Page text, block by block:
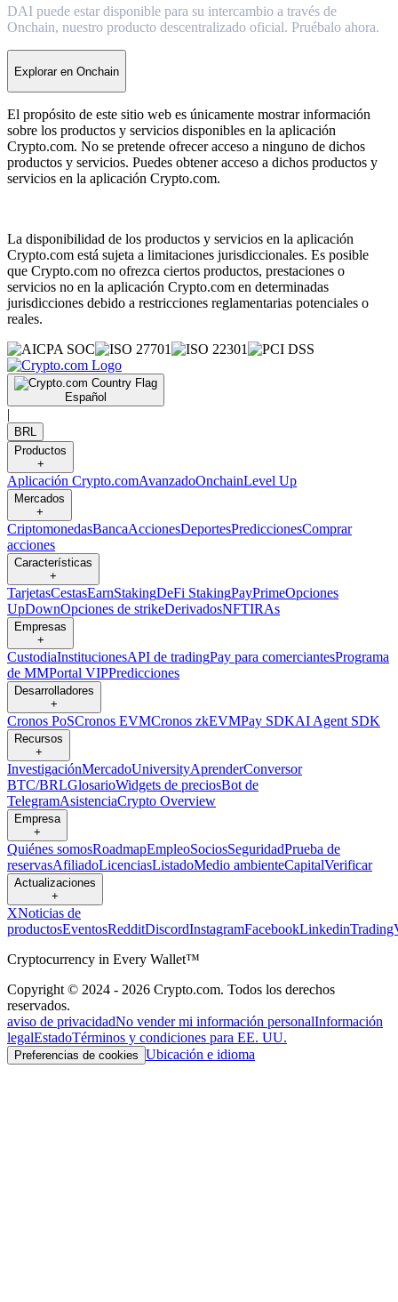
DAI puede estar disponible para su intercambio a través de
Onchain, nuestro producto descentralizado oficial. Pruébalo ahora.
Explorar en Onchain
El propósito de este sitio web es únicamente mostrar información
sobre los productos y servicios disponibles en la aplicación
Crypto.com. No se pretende ofrecer acceso a ninguno de dichos
productos y servicios. Puedes obtener acceso a dichos productos y
servicios en la aplicación Crypto.com.
La disponibilidad de los productos y servicios en la aplicación
Crypto.com está sujeta a limitaciones jurisdiccionales. Es posible
que Crypto.com no ofrezca ciertos productos, prestaciones o
servicios no en la aplicación Crypto.com en determinadas
jurisdicciones debido a restricciones reglamentarias potenciales o
reales.
Español
|
BRL
Productos
+
Aplicación Crypto.comAvanzadoOnchainLevel Up
Mercados
+
CriptomonedasBancaAccionesDeportesPrediccionesComprar
acciones
Características
+
TarjetasCestasEarnStakingDeFi StakingPayPrimeOpciones
UpDownOpciones de strikeDerivadosNFTIRAs
Empresas
+
CustodiaInstitucionesAPI de tradingPay para comerciantesPrograma
de MMPortal VIPPredicciones
Desarrolladores
+
Cronos PoSCronos EVMCronos zkEVMPay SDKAI Agent SDK
Recursos
+
InvestigaciónMercadoUniversityAprenderConversor
BTC/BRLGlosarioWidgets de preciosBot de
TelegramAsistenciaCrypto Overview
Empresa
+
Quiénes somosRoadmapEmpleoSociosSeguridadPrueba de
reservasAfiliadoLicenciasListadoMedio ambienteCapitalVerificar
Actualizaciones
+
XNoticias de
productosEventosRedditDiscordInstagramFacebookLinkedin
Cryptocurrency in Every Wallet™
Copyright © 2024 - 2026 Crypto.com. Todos los derechos
reservados.
aviso de privacidadNo vender mi información personalInformación
legalEstadoTérminos y condiciones para EE. UU.
Preferencias de cookies Ubicación e idioma